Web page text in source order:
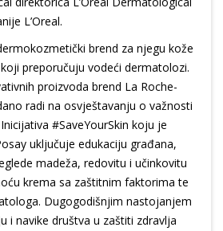
L’Oreal.
brend za njegu kože
preporučuju vodeći dermatolozi.
proizvoda brend La Roche-
radi na osvještavanju o važnosti
#SaveYourSkin koju je
uključuje edukaciju građana,
madeža, redovitu i učinkovitu
krema sa zaštitnim faktorima te
Dugogodišnjim nastojanjem
i navike društva u zaštiti zdravlja